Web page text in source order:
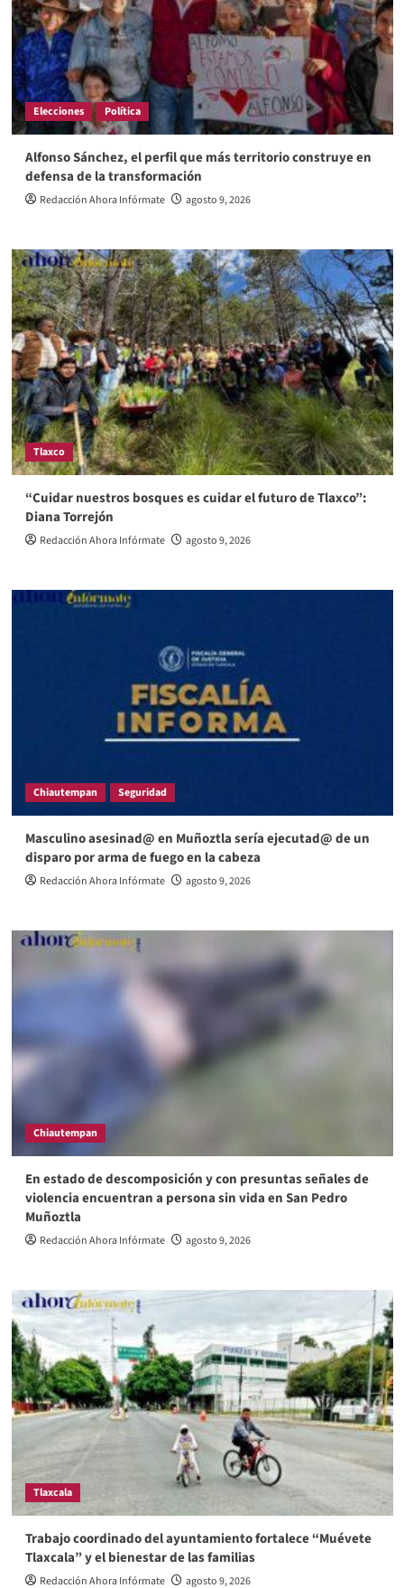
Elecciones Política
Alfonso Sánchez, el perfil que más territorio construye en
defensa de la transformación
Redacción Ahora Infórmate agosto 9, 2026
Tlaxco
“Cuidar nuestros bosques es cuidar el futuro de Tlaxco”:
Diana Torrejón
Redacción Ahora Infórmate agosto 9, 2026
Chiautempan Seguridad
Masculino asesinad@ en Muñoztla sería ejecutad@ de un
disparo por arma de fuego en la cabeza
Redacción Ahora Infórmate agosto 9, 2026
Chiautempan
En estado de descomposición y con presuntas señales de
violencia encuentran a persona sin vida en San Pedro
Muñoztla
Redacción Ahora Infórmate agosto 9, 2026
Tlaxcala
Trabajo coordinado del ayuntamiento fortalece “Muévete
Tlaxcala” y el bienestar de las familias
Redacción Ahora Infórmate agosto 9, 2026